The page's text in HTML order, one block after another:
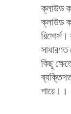
ক্লাউড
ক্লাউড
কিছু
পারে।।